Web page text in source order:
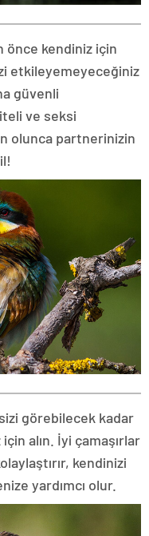
önce kendiniz için
etkileyemeyeceğiniz
güvenli
ve seksi
olunca partnerinizin
sizi görebilecek kadar
alın. İyi çamaşırlar
kendinizi
yardımcı olur.